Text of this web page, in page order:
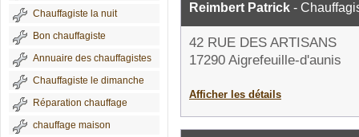
Chauffagiste la nuit
Bon chauffagiste
Annuaire des chauffagistes
Chauffagiste le dimanche
Réparation chauffage
chauffage maison
Reimbert Patrick -
42 RUE DES ARTISANS
17290 Aigrefeuille-d'aunis
Afficher les détails